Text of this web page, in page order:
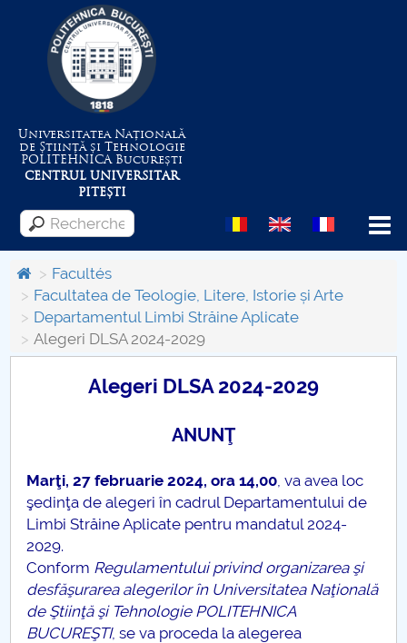
Universitatea Națională
de Știință și Tehnologie
POLITEHNICABucurești
CENTRUL UNIVERSITAR
PITEȘTI
Menu
Despre Universitate
Centrul de Management al Proiectelor
Nr. de telefon si adrese Facultăți
Informations sur l'admission
Români de pretutindeni - ADMITERE
Sénat universitaire
Facultés
Facultés
Facultatea de Teologie, Litere, Istorie și Arte
Departamentul Limbi Străine Aplicate
Alegeri DLSA 2024-2029
Alegeri DLSA 2024-2029
ANUNŢ
Marţi, 27 februarie 2024, ora 14,00, va avea loc
şedinţa de alegeri în cadrul Departamentului de
Limbi Străine Aplicate pentru mandatul 2024-
2029.
Conform Regulamentului privind organizarea şi
desfăşurarea alegerilor în Universitatea Naţională
de Ştiinţă şi Tehnologie POLITEHNICA
BUCUREŞTI, se va proceda la alegerea